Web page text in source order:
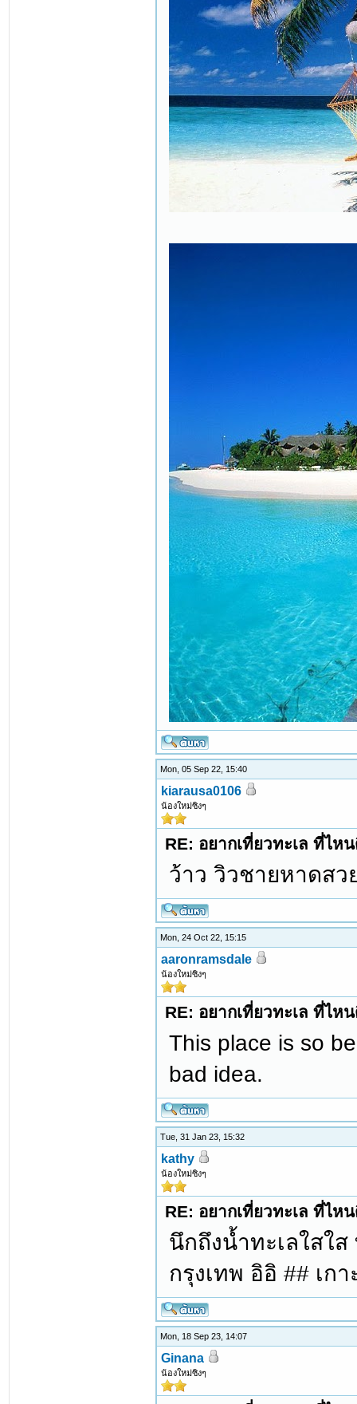
Mon, 05 Sep 22, 15:40
kiarausa0106
น้องใหม่ซิงๆ
RE: อยากเที่ยวทะเล ที่ไห
ว้าว วิวชายหาดสว
Mon, 24 Oct 22, 15:15
aaronramsdale
น้องใหม่ซิงๆ
RE: อยากเที่ยวทะเล ที่ไห
This place is so
bad idea.
Tue, 31 Jan 23, 15:32
kathy
น้องใหม่ซิงๆ
RE: อยากเที่ยวทะเล ที่ไห
นึกถึงน้ำทะเลใสใ
กรุงเทพ อิอิ ## เก
Mon, 18 Sep 23, 14:07
Ginana
น้องใหม่ซิงๆ